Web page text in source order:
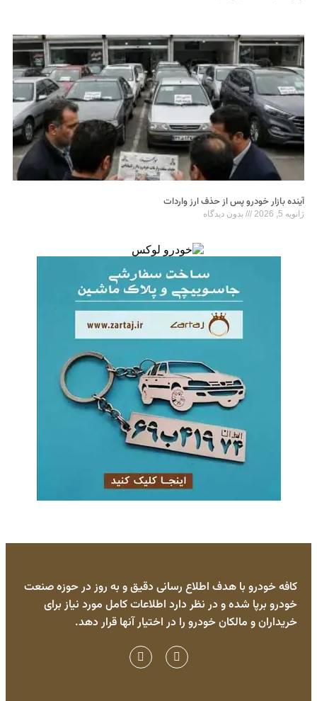
آینده بازار خودرو پس از حذف ارز واردات
ژانویه 5, 2026 بدون دیدگاه
کافه خودرو با هدف اطلاع رسانی دقیق و به روز در حوزه صنعت
خودرو برپا شده و در نظر دارد اطلاعات کامل مورد نیاز برای
خریداران و مالکان خودرو را در اختیار آنها قرار دهد.